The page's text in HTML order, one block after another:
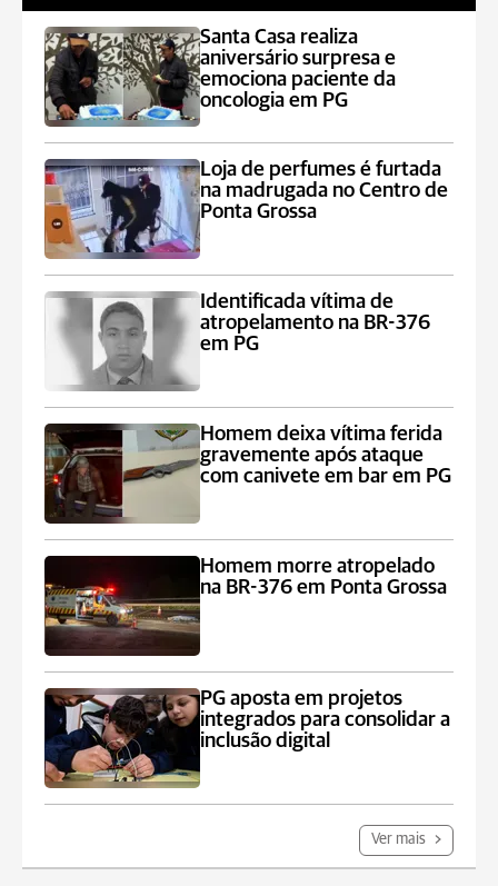
Santa Casa realiza
aniversário surpresa e
emociona paciente da
oncologia em PG
Loja de perfumes é furtada
na madrugada no Centro de
Ponta Grossa
Identificada vítima de
atropelamento na BR-376
em PG
Homem deixa vítima ferida
gravemente após ataque
com canivete em bar em PG
Homem morre atropelado
na BR-376 em Ponta Grossa
PG aposta em projetos
integrados para consolidar a
inclusão digital
Ver mais